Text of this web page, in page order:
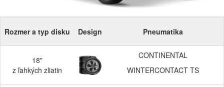
Rozmer a typ disku Design Pneumatika
18"
z ľahkých zliatin
CONTINENTAL
WINTERCONTACT TS